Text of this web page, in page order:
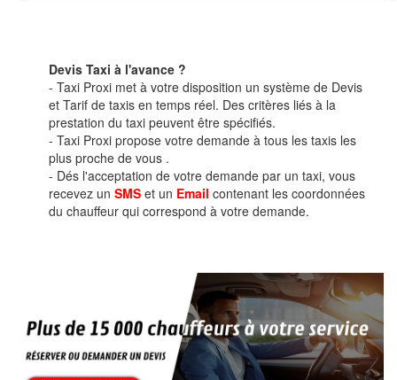
Devis Taxi à l'avance ?
- Taxi Proxi met à votre disposition un système de Devis
et Tarif de taxis en temps réel. Des critères liés à la
prestation du taxi peuvent être spécifiés.
- Taxi Proxi propose votre demande à tous les taxis les
plus proche de vous .
- Dés l'acceptation de votre demande par un taxi, vous
recevez un SMS et un Email contenant les coordonnées
du chauffeur qui correspond à votre demande.